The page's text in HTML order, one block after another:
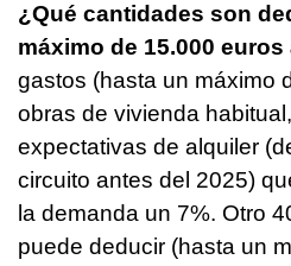
¿Qué cantidades son
máximo de 15.000 euros
gastos (hasta un máximo
obras de vivienda
expectativas de alquiler
circuito antes del 2025)
la demanda un 7%. Otro
puede deducir (hasta un